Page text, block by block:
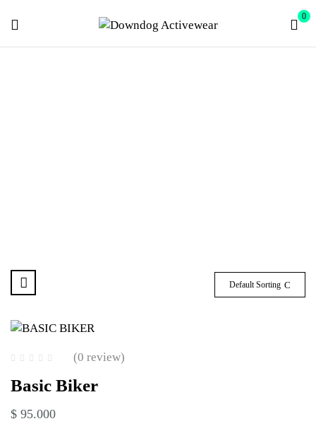
0
Default Sorting
(0 review)
Basic Biker
$ 95.000